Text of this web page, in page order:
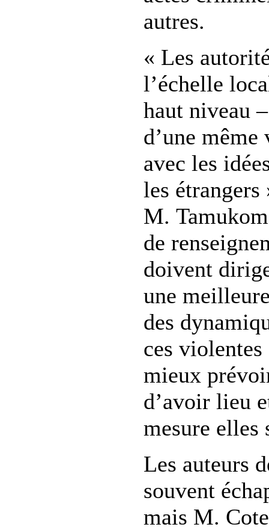
autres.
« Les
l’échelle
haut niveau
d’une
avec les
les étrangers
M.
de
doivent
une
des
ces
mieux
d’avoir lieu
mesure elles
Les auteurs
souvent
mais M.